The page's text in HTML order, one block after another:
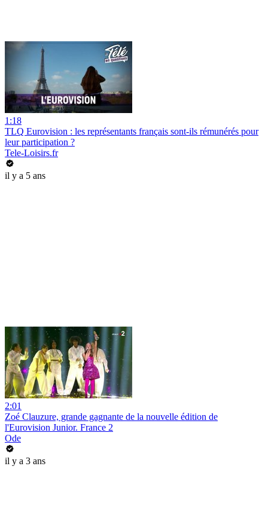
1:18
TLQ Eurovision : les représentants français sont-ils rémunérés pour
leur participation ?
Tele-Loisirs.fr
il y a 5 ans
2:01
Zoé Clauzure, grande gagnante de la nouvelle édition de
l'Eurovision Junior. France 2
Ode
il y a 3 ans